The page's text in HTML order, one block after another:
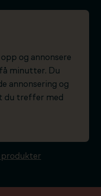
og annonsere
minutter. Du
annonsering og
du treffer med
produkter